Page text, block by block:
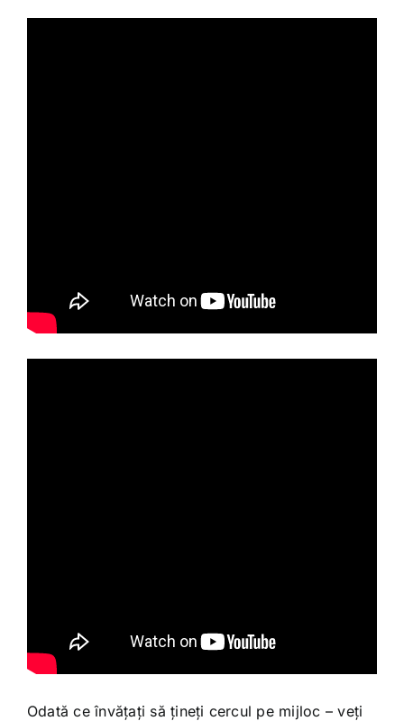
Odată ce învățați să țineți cercul pe mijloc – veți